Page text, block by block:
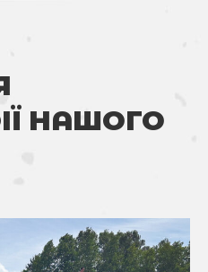
НАШОГО